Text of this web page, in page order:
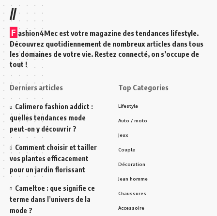
//
F ashion4Mec est votre magazine des tendances lifestyle.
Découvrez quotidiennement de nombreux articles dans tous
les domaines de votre vie. Restez connecté, on s’occupe de
tout !
Derniers articles
Calimero fashion addict :
quelles tendances mode
peut-on y découvrir ?
Comment choisir et tailler
vos plantes efficacement
pour un jardin florissant
Cameltoe : que signifie ce
terme dans l’univers de la
mode ?
Top Categories
Lifestyle
Auto / moto
Jeux
Couple
Décoration
Jean homme
Chaussures
Accessoire